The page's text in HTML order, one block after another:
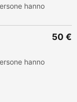
hanno
hanno
50 €